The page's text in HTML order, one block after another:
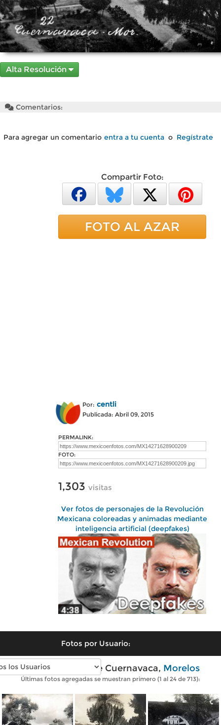
Alta Resolución
Comentarios:
Para agregar un comentario entra a tu cuenta o Regístrate
Compartir Foto:
FOTO AL AZAR
Por: centli
Publicada: Abril 09, 2015
PERMALINK:
FOTO:
1,303 visitas
Ver fotos de personajes de la Revolución
Mexicana coloreadas y animadas mediante
inteligencia artificial (deepfakes)
Fotos por Usuario:
Fotos antiguas de Cuernavaca, Morelos
Últimas fotos agregadas se muestran primero (1 al 24 de 713):